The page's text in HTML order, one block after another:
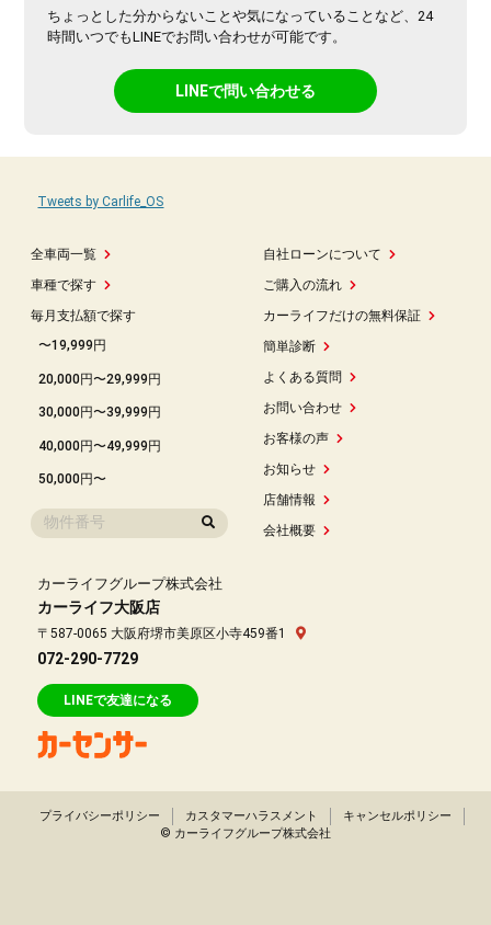
ちょっとした分からないことや気になっていることなど、24
時間いつでもLINEでお問い合わせが可能です。
LINEで問い合わせる
全車両一覧
車種で探す
毎月支払額で探す
〜19,999円
20,000円〜29,999円
30,000円〜39,999円
40,000円〜49,999円
50,000円〜
自社ローンについて
ご購入の流れ
カーライフだけの無料保証
簡単診断
よくある質問
お問い合わせ
お客様の声
お知らせ
店舗情報
会社概要
Tweets by Carlife_OS
カーライフグループ株式会社
カーライフ大阪店
〒587-0065 大阪府堺市美原区小寺459番1
072-290-7729
LINEで友達になる
プライバシーポリシー カスタマーハラスメント
キャンセルポリシー
© カーライフグループ株式会社